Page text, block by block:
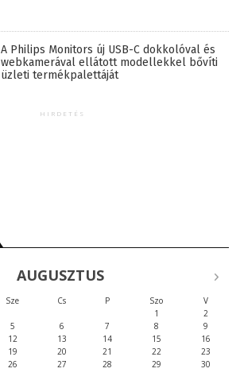
A Philips Monitors új USB-C dokkolóval és
webkamerával ellátott modellekkel bővíti
üzleti termékpalettáját
HIRDETÉS
AUGUSZTUS
Sze Cs P Szo
V
1
2
5 6 7 8
9
12 13 14 15
16
19 20 21 22
23
26 27 28 29
30